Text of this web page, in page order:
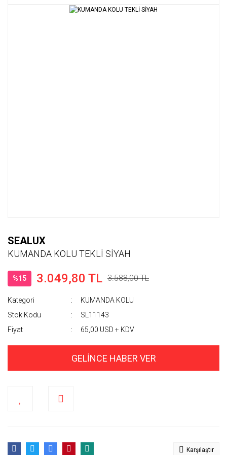
SEALUX
KUMANDA KOLU TEKLİ SİYAH
%15 3.049,80 TL 3.588,00 TL
Kategori
KUMANDA KOLU
Stok Kodu
SL11143
Fiyat
65,00 USD + KDV
GELİNCE HABER VER
Karşılaştır